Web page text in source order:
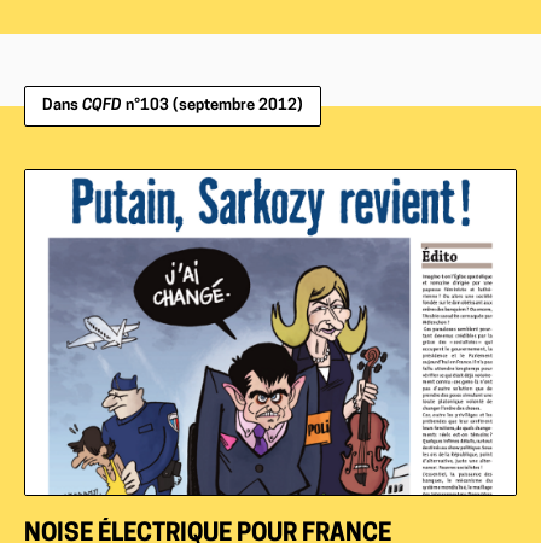
Dans CQFD n°103 (septembre 2012)
NOISE ÉLECTRIQUE POUR FRANCE